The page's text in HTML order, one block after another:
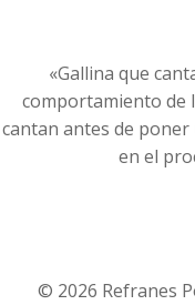
«Gallina que
comportamiento de
cantan antes de poner
en el
© 2026 Refranes